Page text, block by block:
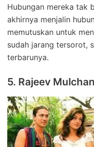
Hubungan mereka tak
akhirnya menjalin
memutuskan untuk
sudah jarang tersorot,
terbarunya.
5. Rajeev